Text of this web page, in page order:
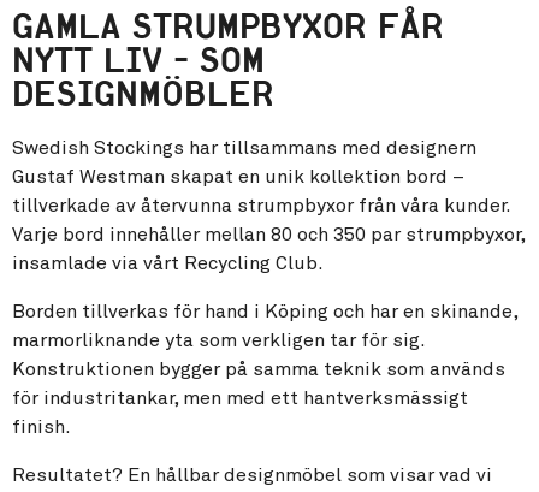
GAMLA STRUMPBYXOR FÅR
NYTT LIV - SOM
DESIGNMÖBLER
Swedish Stockings har tillsammans med designern
Gustaf Westman skapat en unik kollektion bord –
tillverkade av återvunna strumpbyxor från våra kunder.
Varje bord innehåller mellan 80 och 350 par strumpbyxor,
insamlade via vårt Recycling Club.
Borden tillverkas för hand i Köping och har en skinande,
marmorliknande yta som verkligen tar för sig.
Konstruktionen bygger på samma teknik som används
för industritankar, men med ett hantverksmässigt
finish.
Resultatet? En hållbar designmöbel som visar vad vi